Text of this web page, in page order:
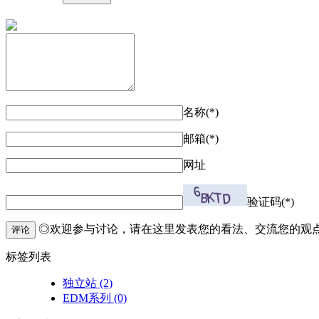
名称(*)
邮箱(*)
网址
验证码(*)
评论 ◎欢迎参与讨论，请在这里发表您的看法、交流您的观
标签列表
独立站 (2)
EDM系列 (0)